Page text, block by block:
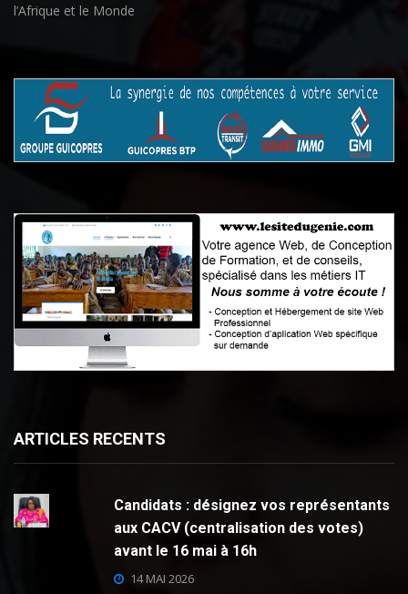
l’Afrique et le Monde
ARTICLES RECENTS
Candidats : désignez vos représentants
aux CACV (centralisation des votes)
avant le 16 mai à 16h
14 MAI 2026